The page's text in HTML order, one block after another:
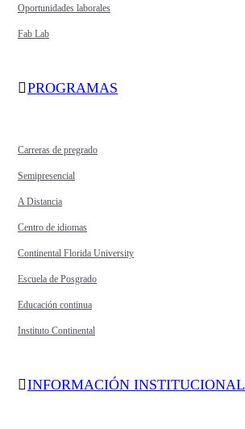
Oportunidades laborales
Fab Lab
PROGRAMAS
Carreras de pregrado
Semipresencial
A Distancia
Centro de idiomas
Continental Florida University
Escuela de Posgrado
Educación continua
Instituto Continental
INFORMACIÓN INSTITUCIONAL